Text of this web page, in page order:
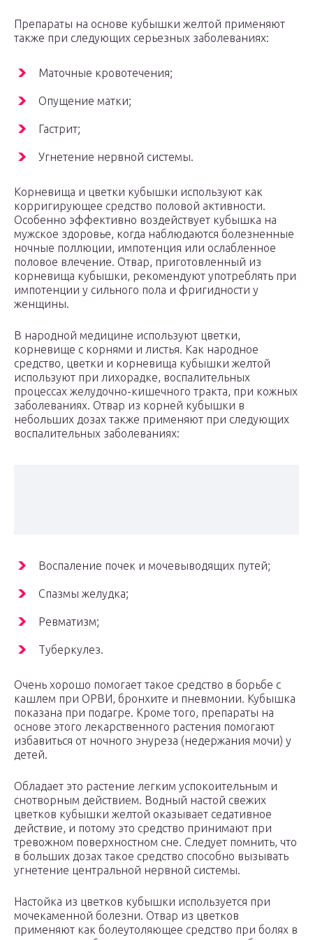
Препараты на основе кубышки желтой применяют
также при следующих серьезных заболеваниях:
Маточные кровотечения;
Опущение матки;
Гастрит;
Угнетение нервной системы.
Корневища и цветки кубышки используют как
корригирующее средство половой активности.
Особенно эффективно воздействует кубышка на
мужское здоровье, когда наблюдаются болезненные
ночные поллюции, импотенция или ослабленное
половое влечение. Отвар, приготовленный из
корневища кубышки, рекомендуют употреблять при
импотенции у сильного пола и фригидности у
женщины.
В народной медицине используют цветки,
корневище с корнями и листья. Как народное
средство, цветки и корневища кубышки желтой
используют при лихорадке, воспалительных
процессах желудочно-кишечного тракта, при кожных
заболеваниях. Отвар из корней кубышки в
небольших дозах также применяют при следующих
воспалительных заболеваниях:
Воспаление почек и мочевыводящих путей;
Спазмы желудка;
Ревматизм;
Туберкулез.
Очень хорошо помогает такое средство в борьбе с
кашлем при ОРВИ, бронхите и пневмонии. Кубышка
показана при подагре. Кроме того, препараты на
основе этого лекарственного растения помогают
избавиться от ночного энуреза (недержания мочи) у
детей.
Обладает это растение легким успокоительным и
снотворным действием. Водный настой свежих
цветков кубышки желтой оказывает седативное
действие, и потому это средство принимают при
тревожном поверхностном сне. Следует помнить, что
в больших дозах такое средство способно вызывать
угнетение центральной нервной системы.
Настойка из цветков кубышки используется при
мочекаменной болезни. Отвар из цветков
применяют как болеутоляющее средство при болях в